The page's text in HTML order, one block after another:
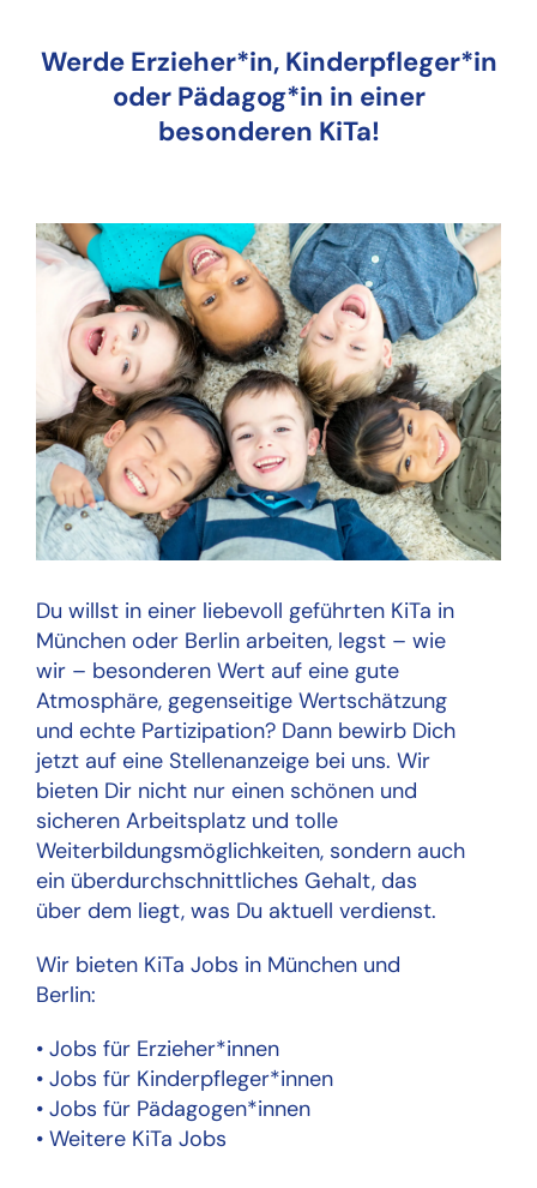
Werde Erzieher*in, Kinderpfleger*in
oder Pädagog*in in einer
besonderen KiTa!
Du willst in einer liebevoll geführten KiTa in
München oder Berlin arbeiten, legst – wie
wir – besonderen Wert auf eine gute
Atmosphäre, gegenseitige Wertschätzung
und echte Partizipation? Dann bewirb Dich
jetzt auf eine Stellenanzeige bei uns. Wir
bieten Dir nicht nur einen schönen und
sicheren Arbeitsplatz und tolle
Weiterbildungsmöglichkeiten, sondern auch
ein überdurchschnittliches Gehalt, das
über dem liegt, was Du aktuell verdienst.
Wir bieten KiTa Jobs in München und
Berlin:
• Jobs für Erzieher*innen
• Jobs für Kinderpfleger*innen
• Jobs für Pädagogen*innen
• Weitere KiTa Jobs